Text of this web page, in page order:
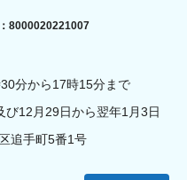
8000020221007
分から17時15分まで
び12月29日から翌年1月3日
追手町5番1号